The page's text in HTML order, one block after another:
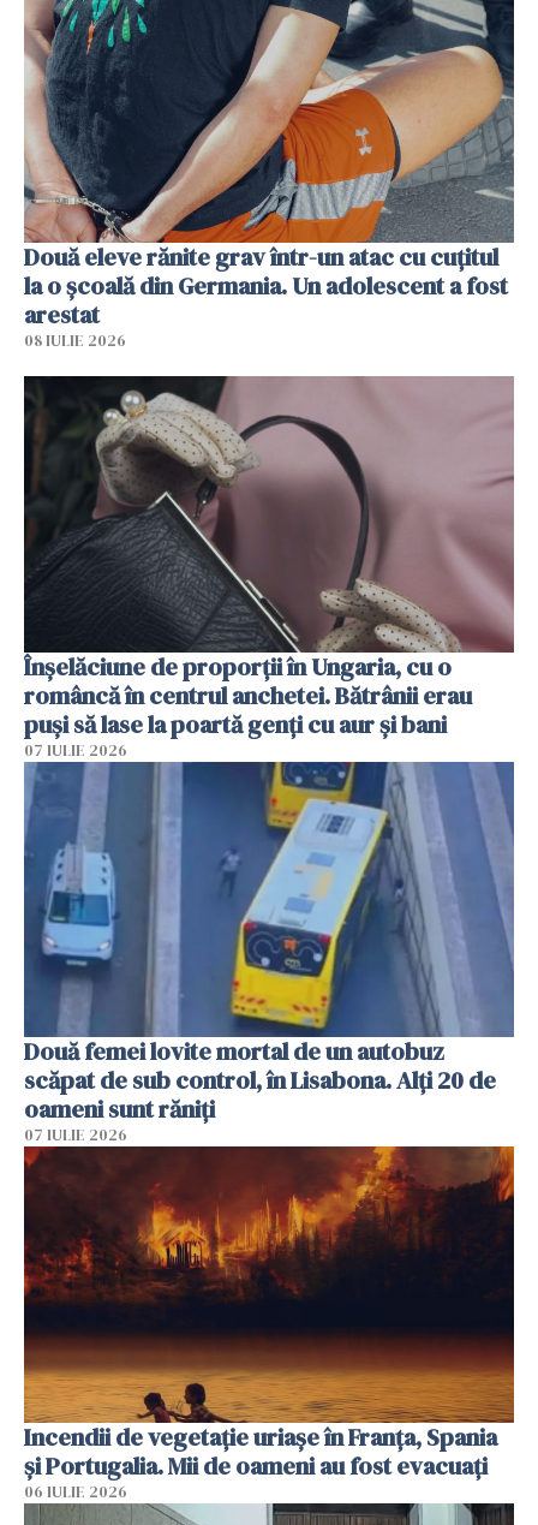
Două eleve rănite grav într-un atac cu cuțitul
la o școală din Germania. Un adolescent a fost
arestat
08 IULIE 2026
Înșelăciune de proporții în Ungaria, cu o
româncă în centrul anchetei. Bătrânii erau
puși să lase la poartă genți cu aur și bani
07 IULIE 2026
Două femei lovite mortal de un autobuz
scăpat de sub control, în Lisabona. Alți 20 de
oameni sunt răniți
07 IULIE 2026
Incendii de vegetație uriașe în Franța, Spania
și Portugalia. Mii de oameni au fost evacuați
06 IULIE 2026